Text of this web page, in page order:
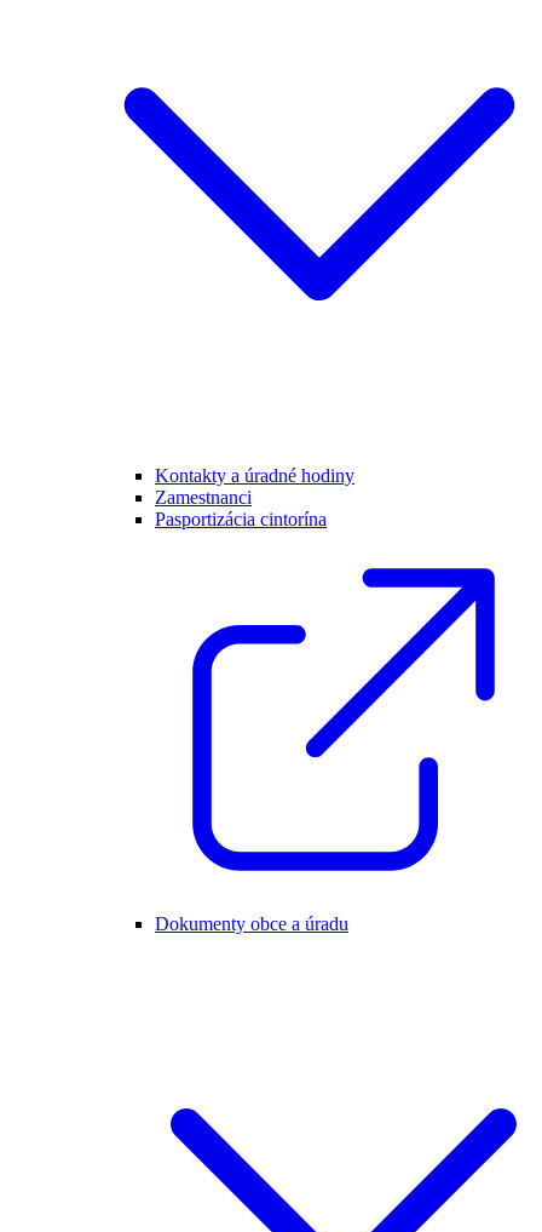
Kontakty a úradné hodiny
Zamestnanci
Pasportizácia cintorína
Dokumenty obce a úradu